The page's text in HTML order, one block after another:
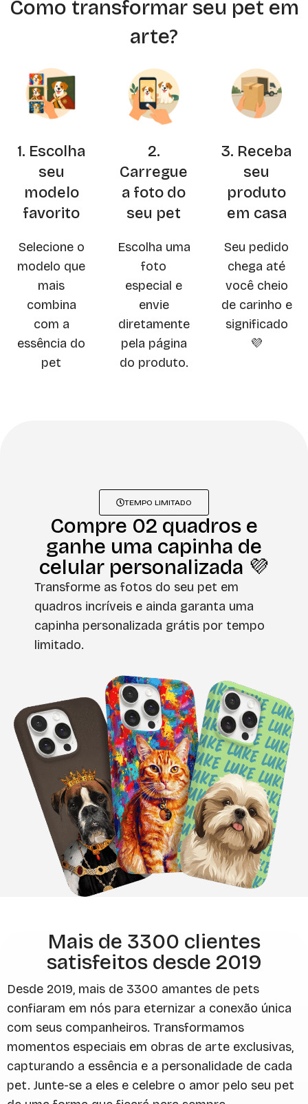
Como transformar seu pet em
arte?
1. Escolha
seu
modelo
favorito
Selecione o
modelo que
mais
combina
com a
essência do
pet
2.
Carregue
a foto do
seu pet
Escolha uma
foto
especial e
envie
diretamente
pela página
do produto.
3. Receba
seu
produto
em casa
Seu pedido
chega até
você cheio
de carinho e
significado
💜
TEMPO LIMITADO
Compre 02 quadros e
ganhe uma capinha de
celular personalizada 💜
Transforme as fotos do seu pet em
quadros incríveis e ainda garanta uma
capinha personalizada grátis por tempo
limitado.
Mais de 3300 clientes
satisfeitos desde 2019
Desde 2019, mais de 3300 amantes de pets
confiaram em nós para eternizar a conexão única
com seus companheiros. Transformamos
momentos especiais em obras de arte exclusivas,
capturando a essência e a personalidade de cada
pet. Junte-se a eles e celebre o amor pelo seu pet